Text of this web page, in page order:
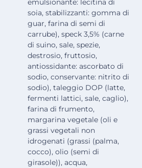
emulsionante: lecitina di
soia, stabilizzanti: gomma di
guar, farina di semi di
carrube), speck 3,5% (carne
di suino, sale, spezie,
destrosio, fruttosio,
antiossidante: ascorbato di
sodio, conservante: nitrito di
sodio), taleggio DOP (latte,
fermenti lattici, sale, caglio),
farina di frumento,
margarina vegetale (oli e
grassi vegetali non
idrogenati (grassi (palma,
cocco), olio (semi di
girasole)), acqua,